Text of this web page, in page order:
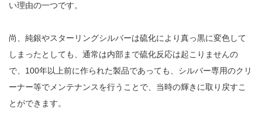
い理由の一つです。
尚、純銀やスターリングシルバーは硫化により真っ黒に変色して
しまったとしても、通常は内部まで硫化反応は起こりませんの
で、100年以上前に作られた製品であっても、シルバー専用のクリ
ーナー等でメンテナンスを行うことで、当時の輝きに取り戻すこ
とができます。